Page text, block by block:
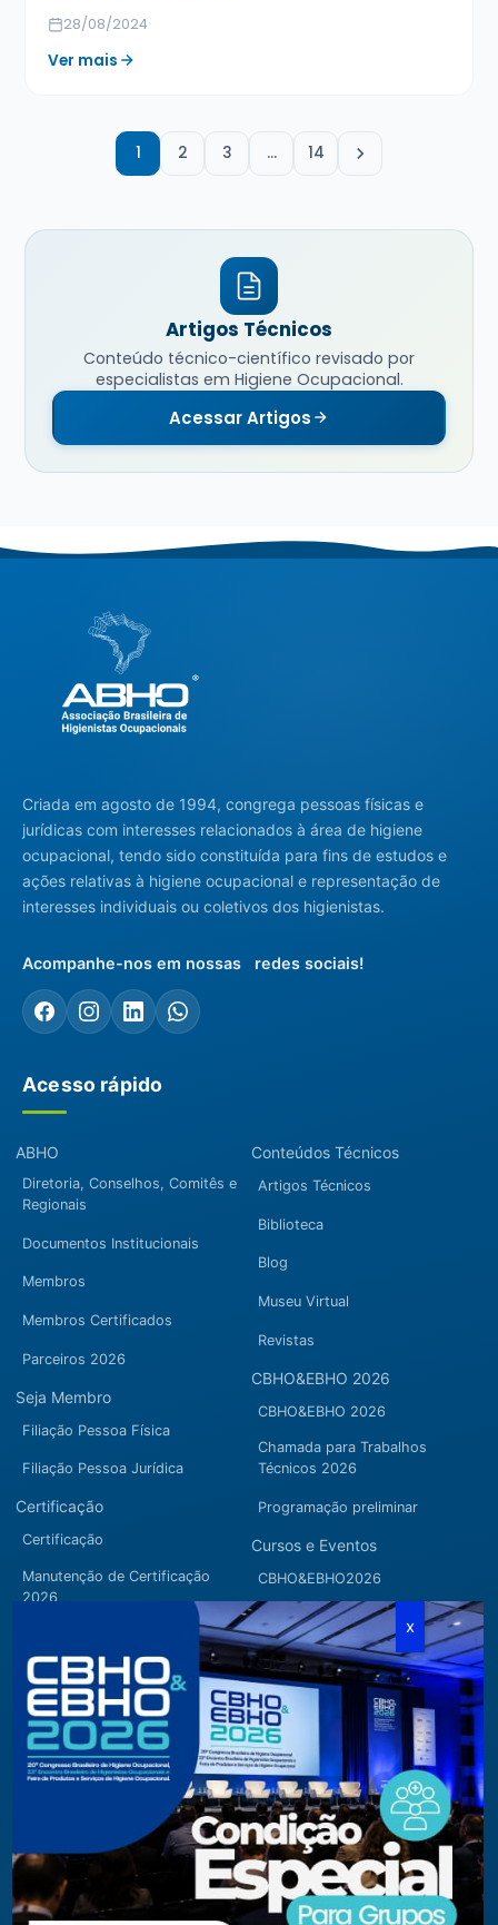
28/08/2024
Ver mais
1 2 3 … 14
Artigos Técnicos
Conteúdo técnico-científico revisado por
especialistas em Higiene Ocupacional.
Acessar Artigos
Criada em agosto de 1994, congrega pessoas físicas e
jurídicas com interesses relacionados à área de higiene
ocupacional, tendo sido constituída para fins de estudos e
ações relativas à higiene ocupacional e representação de
interesses individuais ou coletivos dos higienistas.
Acompanhe-nos em nossas redes sociais!
Acesso rápido
ABHO
Diretoria, Conselhos, Comitês e
Regionais
Documentos Institucionais
Membros
Membros Certificados
Parceiros 2026
Seja Membro
Filiação Pessoa Física
Filiação Pessoa Jurídica
Certificação
Certificação
Manutenção de Certificação
2026
Conteúdos Técnicos
Artigos Técnicos
Biblioteca
Blog
Museu Virtual
Revistas
CBHO&EBHO 2026
CBHO&EBHO 2026
Chamada para Trabalhos
Técnicos 2026
Programação preliminar
Cursos e Eventos
CBHO&EBHO2026
Cursos Modulares
Eventos Apoiados
Eventos Regionais
Loja
Fone/Fax: